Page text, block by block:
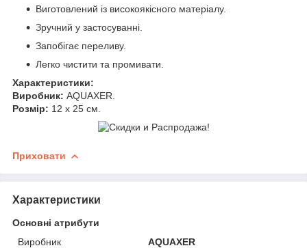
Виготовлений із високоякісного матеріалу.
Зручний у застосуванні.
Запобігає переливу.
Легко чистити та промивати.
Характеристики:
Виробник: AQUAXER.
Розмір: 12 х 25 см.
Приховати
Характеристики
Основні атрибути
Виробник
AQUAXER